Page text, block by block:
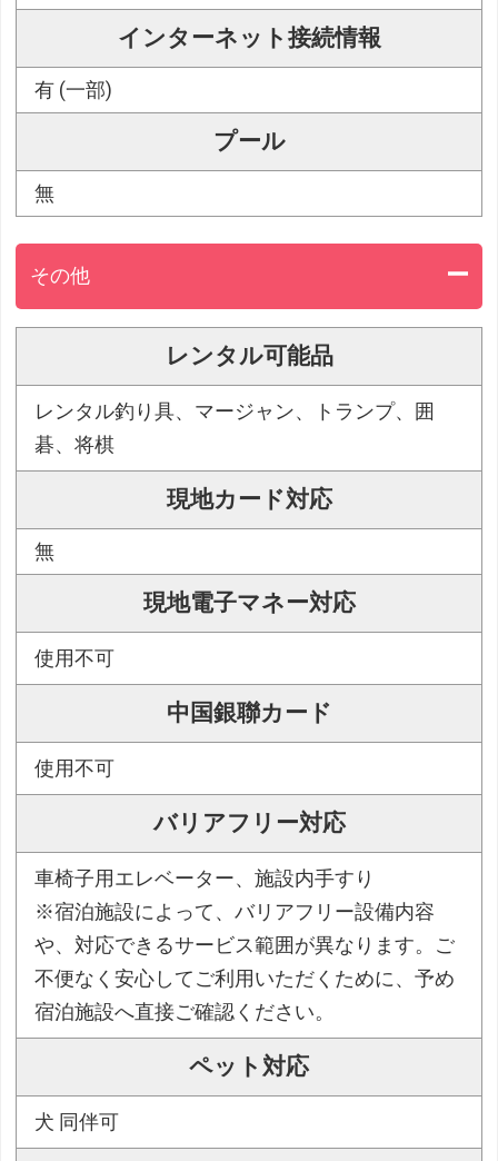
インターネット接続情報
有 (一部)
プール
無
その他
レンタル可能品
レンタル釣り具、マージャン、トランプ、囲
碁、将棋
現地カード対応
無
現地電子マネー対応
使用不可
中国銀聯カード
使用不可
バリアフリー対応
車椅子用エレベーター、施設内手すり
※宿泊施設によって、バリアフリー設備内容
や、対応できるサービス範囲が異なります。ご
不便なく安心してご利用いただくために、予め
宿泊施設へ直接ご確認ください。
ペット対応
犬 同伴可